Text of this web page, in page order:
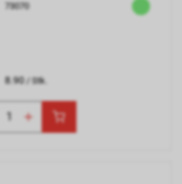
73070
8.90/ Stk.